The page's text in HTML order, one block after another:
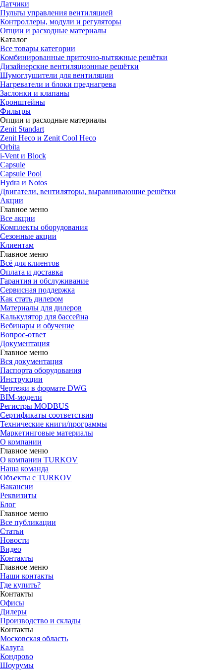
Датчики
Пульты управления вентиляцией
Контроллеры, модули и регуляторы
Опции и расходные материалы
Каталог
Все товары категории
Комбинированные приточно-вытяжные решётки
Дизайнерские вентиляционные решётки
Шумоглушители для вентиляции
Нагреватели и блоки преднагрева
Заслонки и клапаны
Кронштейны
Фильтры
Опции и расходные материалы
Zenit Standart
Zenit Heco и Zenit Cool Heco
Orbita
i-Vent и Block
Capsule
Capsule Pool
Hydra и Notos
Двигатели, вентиляторы, выравнивающие решётки
Акции
Главное меню
Все акции
Комплекты оборудования
Сезонные акции
Клиентам
Главное меню
Всё для клиентов
Оплата и доставка
Гарантия и обслуживание
Сервисная поддержка
Как стать дилером
Материалы для дилеров
Калькулятор для бассейна
Вебинары и обучение
Вопрос-ответ
Документация
Главное меню
Вся документация
Паспорта оборудования
Инструкции
Чертежи в формате DWG
BIM-модели
Регистры MODBUS
Сертификаты соответствия
Технические книги/программы
Маркетинговые материалы
О компании
Главное меню
О компании TURKOV
Наша команда
Объекты с TURKOV
Вакансии
Реквизиты
Блог
Главное меню
Все публикации
Статьи
Новости
Видео
Контакты
Главное меню
Наши контакты
Где купить?
Контакты
Офисы
Дилеры
Производство и склады
Контакты
Московская область
Калуга
Кондрово
Шоурумы